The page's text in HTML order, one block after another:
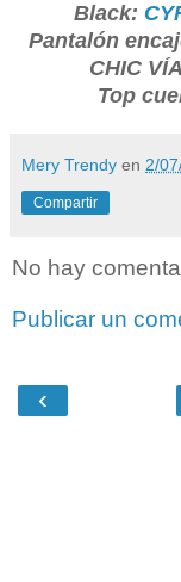
Black:
Pantalón
CHIC VÍA
Top
Mery Trendy en 2/
Compartir
No hay
Publicar un
‹